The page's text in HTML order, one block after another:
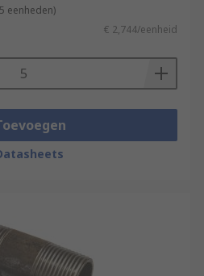
eenheden)
€ 2,744/eenheid